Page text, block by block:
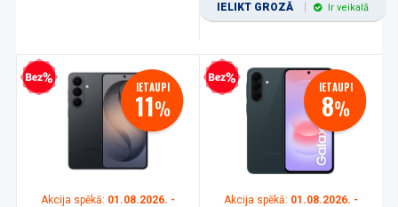
IELIKT GROZĀ Ir veikalā
kredīts IETAUPI
11%
Akcija spēkā: 01.08.2026. -
Bezprocentu kredīts IETAUPI
8%
Akcija spēkā: 01.08.2026. -